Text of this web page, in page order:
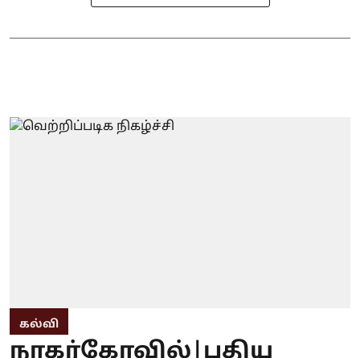
கல்வி
நாகர்கோவில்|புதிய